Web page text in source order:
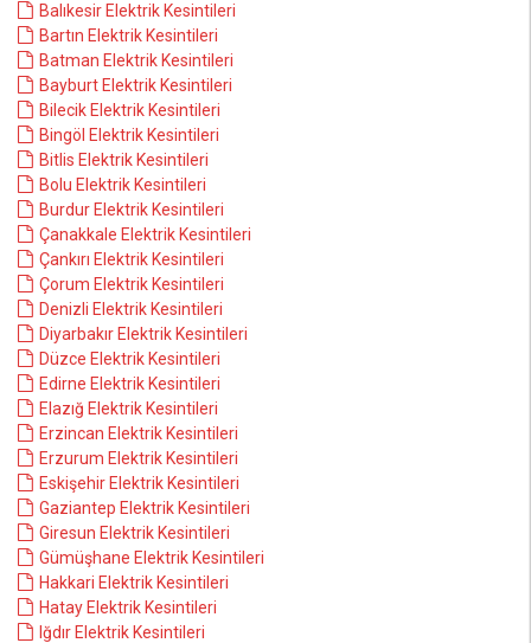
Balıkesir Elektrik Kesintileri
Bartın Elektrik Kesintileri
Batman Elektrik Kesintileri
Bayburt Elektrik Kesintileri
Bilecik Elektrik Kesintileri
Bingöl Elektrik Kesintileri
Bitlis Elektrik Kesintileri
Bolu Elektrik Kesintileri
Burdur Elektrik Kesintileri
Çanakkale Elektrik Kesintileri
Çankırı Elektrik Kesintileri
Çorum Elektrik Kesintileri
Denizli Elektrik Kesintileri
Diyarbakır Elektrik Kesintileri
Düzce Elektrik Kesintileri
Edirne Elektrik Kesintileri
Elazığ Elektrik Kesintileri
Erzincan Elektrik Kesintileri
Erzurum Elektrik Kesintileri
Eskişehir Elektrik Kesintileri
Gaziantep Elektrik Kesintileri
Giresun Elektrik Kesintileri
Gümüşhane Elektrik Kesintileri
Hakkari Elektrik Kesintileri
Hatay Elektrik Kesintileri
Iğdır Elektrik Kesintileri